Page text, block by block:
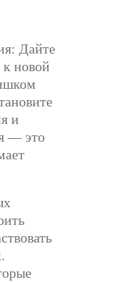
Дайте
новой
и
— это